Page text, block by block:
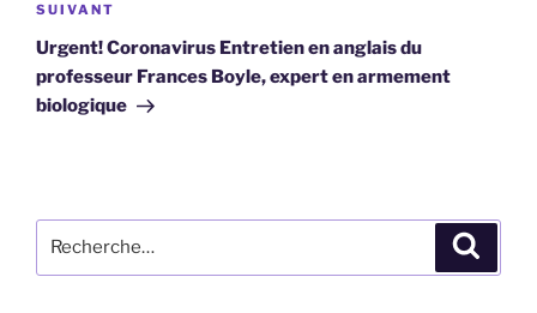
Article
suivant
SUIVANT
Urgent! Coronavirus Entretien en anglais du
professeur Frances Boyle, expert en armement
biologique
pour